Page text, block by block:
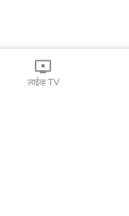
लाईव्ह TV